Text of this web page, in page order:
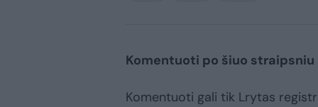
Komentuoti po šiuo straipsniu
Komentuoti gali tik Lrytas